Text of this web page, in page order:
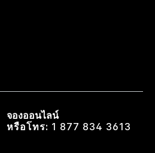
จองออนไลน์
หรือโทร: 1 877 834 3613